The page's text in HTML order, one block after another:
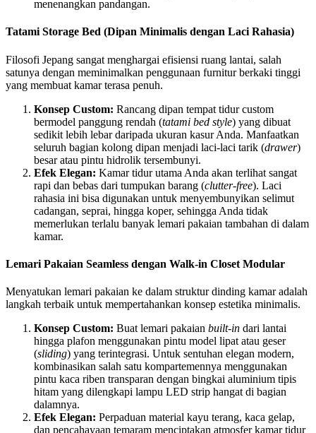
menenangkan pandangan.
Tatami Storage Bed (Dipan Minimalis dengan Laci Rahasia)
Filosofi Jepang sangat menghargai efisiensi ruang lantai, salah
satunya dengan meminimalkan penggunaan furnitur berkaki tinggi
yang membuat kamar terasa penuh.
Konsep Custom: Rancang dipan tempat tidur custom
bermodel panggung rendah (tatami bed style) yang dibuat
sedikit lebih lebar daripada ukuran kasur Anda. Manfaatkan
seluruh bagian kolong dipan menjadi laci-laci tarik (drawer)
besar atau pintu hidrolik tersembunyi.
Efek Elegan: Kamar tidur utama Anda akan terlihat sangat
rapi dan bebas dari tumpukan barang (clutter-free). Laci
rahasia ini bisa digunakan untuk menyembunyikan selimut
cadangan, seprai, hingga koper, sehingga Anda tidak
memerlukan terlalu banyak lemari pakaian tambahan di dalam
kamar.
Lemari Pakaian Seamless dengan Walk-in Closet Modular
Menyatukan lemari pakaian ke dalam struktur dinding kamar adalah
langkah terbaik untuk mempertahankan konsep estetika minimalis.
Konsep Custom: Buat lemari pakaian built-in dari lantai
hingga plafon menggunakan pintu model lipat atau geser
(sliding) yang terintegrasi. Untuk sentuhan elegan modern,
kombinasikan salah satu kompartemennya menggunakan
pintu kaca riben transparan dengan bingkai aluminium tipis
hitam yang dilengkapi lampu LED strip hangat di bagian
dalamnya.
Efek Elegan: Perpaduan material kayu terang, kaca gelap,
dan pencahayaan temaram menciptakan atmosfer kamar tidur